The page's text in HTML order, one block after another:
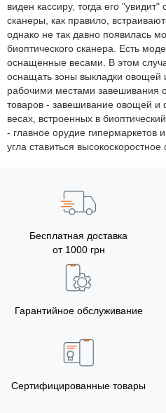
виден кассиру, тогда его
сканеры, как правило,
однако не так давно появилась
биоптического сканера. Есть
оснащенные весами. В этом
оснащать зоны выкладки овощей
рабочими местами завешивания
товаров - завешивание овощей и
весах, встроенных в
- главное орудие гипермаркетов
угла ставиться
Бесплатная доставка
от 1000 грн
Гарантийное обслуживание
Сертифицированные товары